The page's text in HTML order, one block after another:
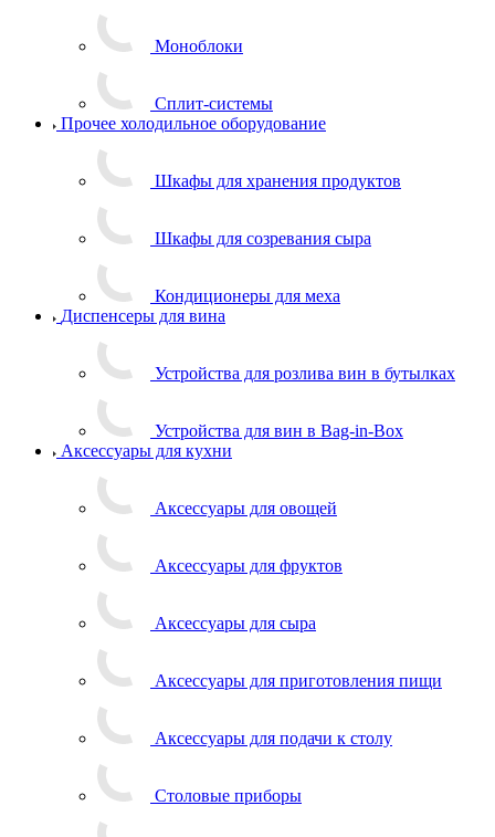
Моноблоки
Сплит-системы
Прочее холодильное оборудование
Шкафы для хранения продуктов
Шкафы для созревания сыра
Кондиционеры для меха
Диспенсеры для вина
Устройства для розлива вин в бутылках
Устройства для вин в Bag-in-Box
Аксессуары для кухни
Аксессуары для овощей
Аксессуары для фруктов
Аксессуары для сыра
Аксессуары для приготовления пищи
Аксессуары для подачи к столу
Столовые приборы